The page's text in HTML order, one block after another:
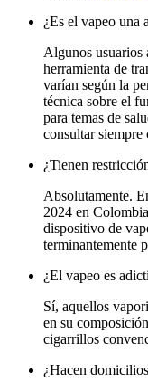
¿Es el vapeo una
Algunos usuarios
herramienta de
varían según la
técnica sobre el
para temas de
consultar
¿Tienen
Absolutamente.
2024 en
dispositivo de
terminantemente
¿El vapeo es
Sí, aquellos
en su
cigarrillos
¿Hacen